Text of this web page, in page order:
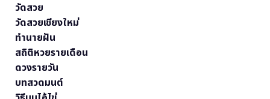
วัดสวย
วัดสวยเชียงใหม่
ทำนายฝัน
สถิติหวยรายเดือน
ดวงรายวัน
บทสวดมนต์